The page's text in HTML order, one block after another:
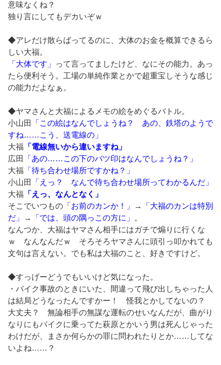
意味なくね？
独り言にしてもデカいぞｗ
◆アレだけ散らばってるのに、大体のお金を概算できるら
しい大福。
「大体です」
って言ってましたけど、なにその能力。あっ
たら便利そう。工場の単純作業とかで超重宝しそうな感じ
の能力だよなぁ。
◆ヤマさんと大福によるメモの絵をめぐるバトル。
小山田
「この絵はなんでしょうね？ あの、鉄塔のようで
すね……こう、送電線の」
大福 「電線無いから違いますね」
広田
「あの……この下のバツ印はなんでしょうね？」
大福 「待ち合わせ場所ですかね？」
小山田
「えっ？ なんで待ち合わせ場所ってわかるんだ」
大福 「えっ、なんとなく」
そこでいつもの 「お前のカンか！」 →
「大福のカンは特別
だ」
→ 「では、頭の隅っこの方に」
。
なんつか、大福はヤマさん相手にはガチで煽りに行くな
ｗ なんなんだｗ そろそろヤマさんに頭引っ叩かれても
文句は言えない。でも私は大福のこと、好きですけど。
◆すっげーどうでもいいけど気になった。
・バイク事故のときにいた、間違って飛び出しちゃった人
は結局どうなったんですかー！ 怪我とかしてないの？
大丈夫？ 無論相手の無謀な運転のせいなんだが、曲がり
なりにもバイクに乗ってた萩原とかいう男は死んじゃった
わけだが、まさか何らかの罪に問われたりとか……してな
いよね……？